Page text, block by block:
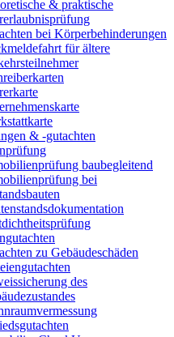
& praktische
bei Körperbehinderungen
für ältere
& -gutachten
baubegleitend
bei
zu Gebäudeschäden
des